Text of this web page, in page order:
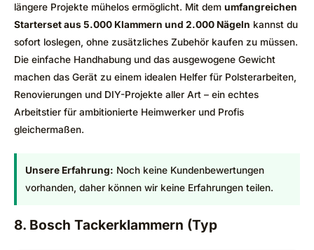
längere Projekte mühelos ermöglicht. Mit dem umfangreichen
Starterset aus 5.000 Klammern und 2.000 Nägeln kannst du
sofort loslegen, ohne zusätzliches Zubehör kaufen zu müssen.
Die einfache Handhabung und das ausgewogene Gewicht
machen das Gerät zu einem idealen Helfer für Polsterarbeiten,
Renovierungen und DIY-Projekte aller Art – ein echtes
Arbeitstier für ambitionierte Heimwerker und Profis
gleichermaßen.
Unsere Erfahrung: Noch keine Kundenbewertungen
vorhanden, daher können wir keine Erfahrungen teilen.
8. Bosch Tackerklammern (Typ